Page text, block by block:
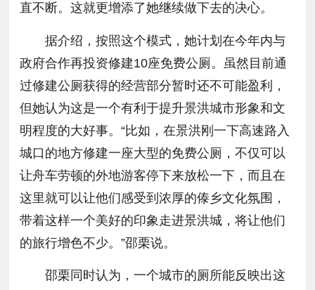
直不断。这就更增添了她继续做下去的决心。
据介绍，按照这个模式，她计划在今年内与
政府合作再投资修建10座免费公厕。虽然目前通
过修建公厕获得的经营部分暂时还不可能盈利，
但她认为这是一个有利于提升景洪城市形象和文
明程度的大好事。“比如，在景洪刚一下高速路入
城口的地方修建一座大型的免费公厕，不仅可以
让舟车劳顿的外地游客停下来放松一下，而且在
这里就可以让他们感受到浓厚的傣乡文化氛围，
带着这样一个美好的印象走进景洪城，将让他们
的旅行增色不少。”邵栗说。
邵栗同时认为，一个城市的厕所能反映出这